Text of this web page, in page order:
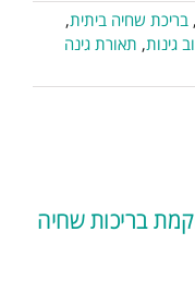
, בריכת שחיה ביתית,
גינות, תאורת גינה
בריכות שחיה